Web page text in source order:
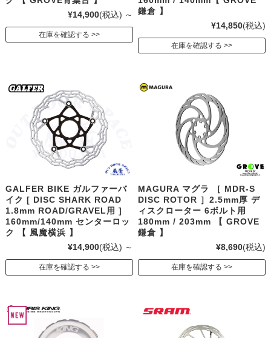
¥14,900(税込) ～
在庫を確認する
鎌倉 】
¥14,850(税込)
在庫を確認する
GALFER BIKE ガルファーバ
イク [ DISC SHARK ROAD
1.8mm ROAD/GRAVEL用 ]
160mm/140mm センターロッ
ク 【 風魔横浜 】
¥14,900(税込) ～
在庫を確認する
MAGURA マグラ ［ MDR-S
DISC ROTOR ］2.5mm厚 デ
ィスクローター 6ボルト用
180mm / 203mm 【 GROVE
鎌倉 】
¥8,690(税込)
在庫を確認する